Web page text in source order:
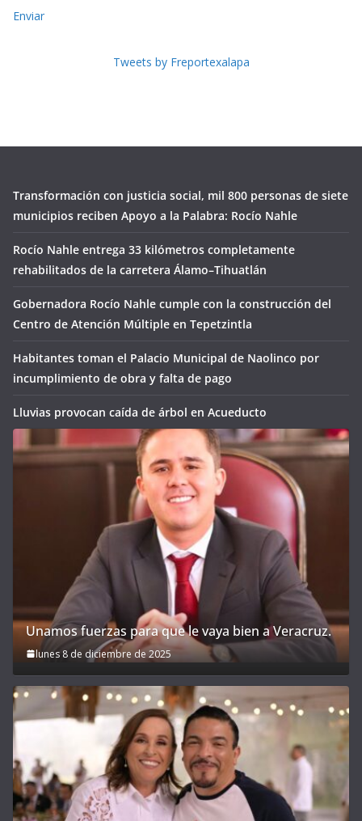
Enviar
Tweets by Freportexalapa
Transformación con justicia social, mil 800 personas de siete
municipios reciben Apoyo a la Palabra: Rocío Nahle
Rocío Nahle entrega 33 kilómetros completamente
rehabilitados de la carretera Álamo–Tihuatlán
Gobernadora Rocío Nahle cumple con la construcción del
Centro de Atención Múltiple en Tepetzintla
Habitantes toman el Palacio Municipal de Naolinco por
incumplimiento de obra y falta de pago
Lluvias provocan caída de árbol en Acueducto
Unamos fuerzas para que le vaya bien a Veracruz.
lunes 8 de diciembre de 2025